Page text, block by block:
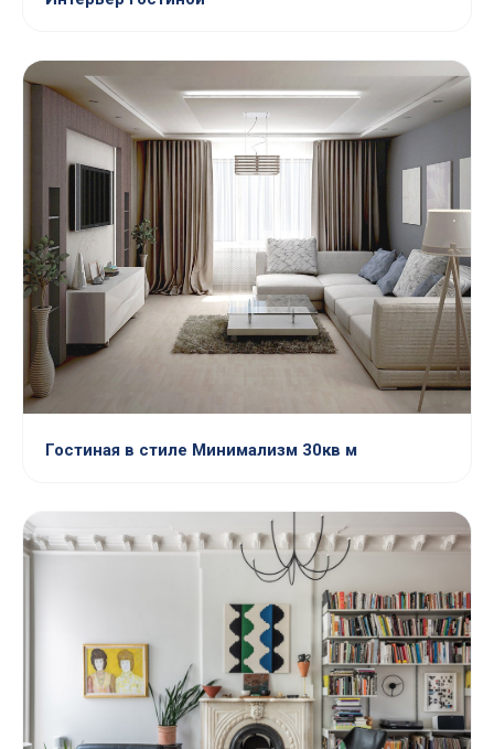
Гостиная в стиле Минимализм 30кв м